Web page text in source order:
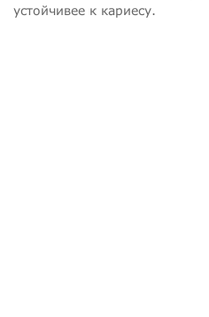
устойчивее к кариесу.